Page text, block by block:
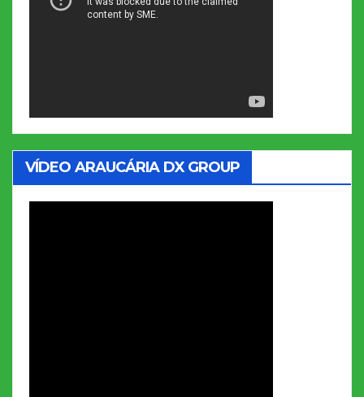
VÍDEO ARAUCÁRIA DX GROUP